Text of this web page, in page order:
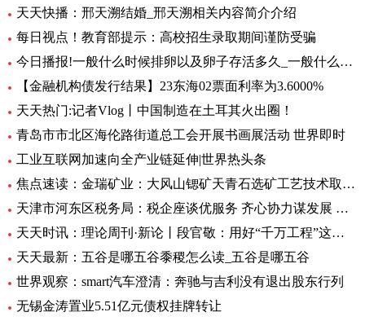
天天快播：邢天溯结婚_邢天溯相关内容简介介绍
每日视点！教育部提示：高校招生录取期间谨防受骗
今日播报!一般什么时候排卵以及卵子存活多久_一般什么时候排卵
【金融机构债发行结果】23东海02票面利率为3.6000%
天天热门:记者Vlog丨中国制造在土耳其火出圈！
青岛市市北区海伦路街道总工会开展书画展活动 世界即时
工业互联网加速向全产业链延伸|世界热头条
焦点速读：金瑞矿业：大风山锶矿天青石选矿工艺技术取得重大进展
天津市河东区税务局：税企座谈优服务 齐心协力谋发展 全球微头条
天天时讯：理论周刊·新论丨段官敬：用好“千万工程”这个乡村振兴“金钥匙”
天天最新：五谷是哪五谷黍稷怎么读_五谷是哪五谷
世界观察：smart汽车澄清：奔驰与吉利没有退出股东行列
无锡金涛置业5.51亿元债权挂牌转让